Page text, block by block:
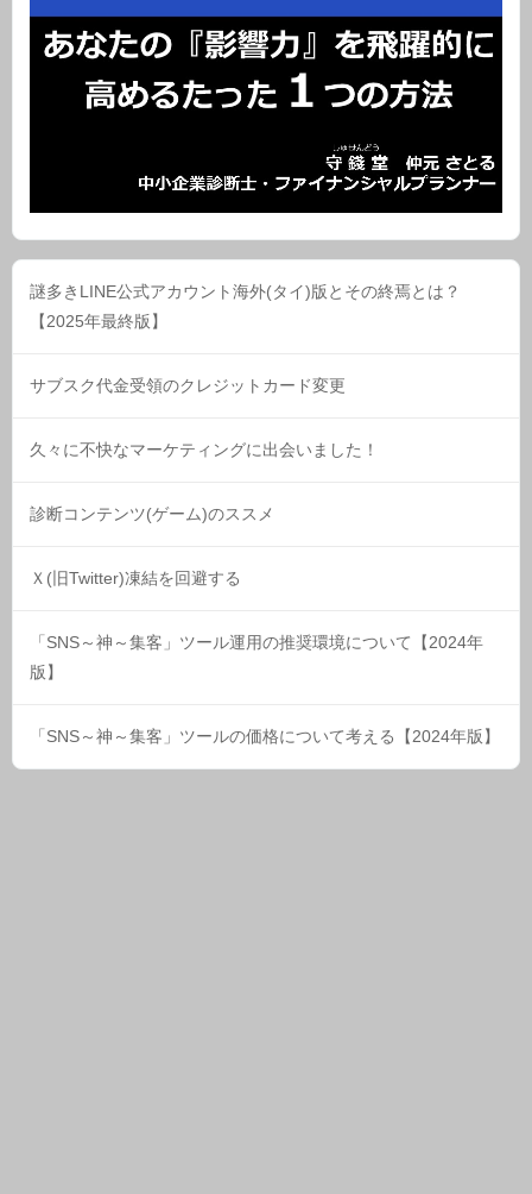
謎多きLINE公式アカウント海外(タイ)版とその終焉とは？
【2025年最終版】
サブスク代金受領のクレジットカード変更
久々に不快なマーケティングに出会いました！
診断コンテンツ(ゲーム)のススメ
Ｘ(旧Twitter)凍結を回避する
「SNS～神～集客」ツール運用の推奨環境について【2024年
版】
「SNS～神～集客」ツールの価格について考える【2024年版】